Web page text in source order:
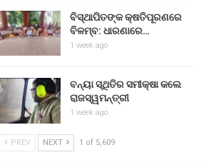
ବିସ୍ଥାପିତଙ୍କ କ୍ଷତିପୂରଣରେ
ବିଳମ୍ବ: ଧାରଣାରେ…
1 week ago
ବନ୍ୟା ସ୍ଥିତିର ସମୀକ୍ଷା କଲେ
ରାଜସ୍ୱମନ୍ତ୍ରୀ
1 week ago
PREV NEXT 1 of 5,609